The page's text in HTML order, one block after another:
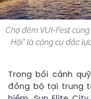
Chợ đêm VUI-Fest
Hội” là công cụ đắc
Trong bối cảnh
đồng bộ tại trung